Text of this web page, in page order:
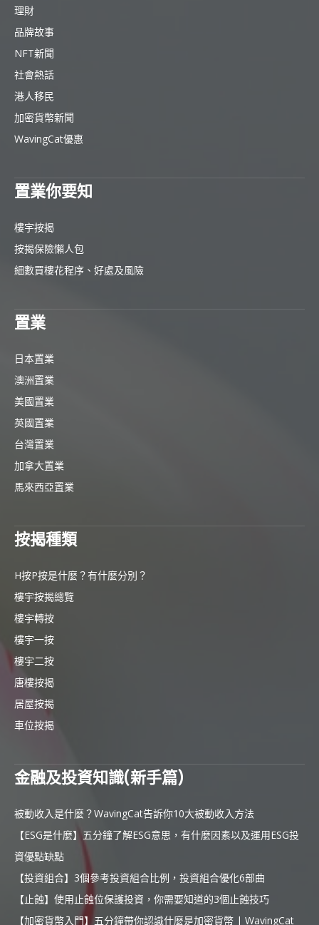
理財
品牌故事
NFT新聞
社會熱話
港人移民
加密貨幣新聞
WavingCat優惠
置業你要知
樓宇按揭
按揭保險懶人包
細數買樓花程序、好處及風險
置業
日本置業
澳洲置業
美國置業
英國置業
台灣置業
加拿大置業
馬來西亞置業
按揭種類
H按P按是什麼？有什麼分別？
樓宇按揭總覽
樓宇轉按
樓宇一按
樓宇二按
唐樓按揭
居屋按揭
車位按揭
金融及投資知識(新手篇)
被動收入是什麼？WavingCat告訴你10大被動收入方法
【ESG是什麼】五分鐘了解ESG意思，有什麼因素以及運用ESG投
資優點缺點
【投資組合】3個參考投資組合比例，投資組合優化6部曲
【止蝕】使用止蝕位保護投資，你需要知道的3個止蝕技巧
【加密貨幣入門】五分鐘帶你認識什麼是加密貨幣 | WavingCat